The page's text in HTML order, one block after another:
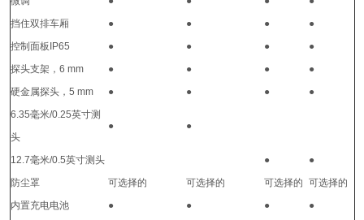
挡住双排车厢
● ● ●
●
控制面板IP65
● ● ●
●
探头支架，6 mm
● ● ●
●
硬金属探头，5 mm
● ● ●
●
6.35毫米/0.25英寸测
头
● ●
12.7毫米/0.5英寸测头 ●
●
防尘罩
可选择的 可选择的 可选择的 可选择的
内置充电电池
● ● ●
●